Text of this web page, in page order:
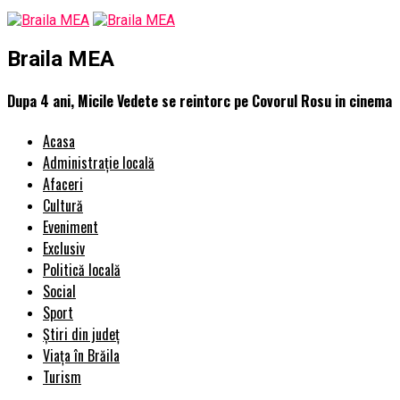
Braila MEA
Dupa 4 ani, Micile Vedete se reintorc pe Covorul Rosu in cinema
Acasa
Administrație locală
Afaceri
Cultură
Eveniment
Exclusiv
Politică locală
Social
Sport
Știri din județ
Viața în Brăila
Turism